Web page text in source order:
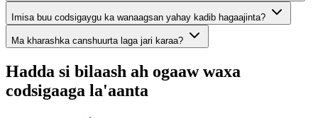
Imisa buu codsigaygu ka wanaagsan yahay kadib hagaajinta?
Ma kharashka canshuurta laga jari karaa?
Hadda si bilaash ah ogaaw waxa
codsigaaga la'aanta